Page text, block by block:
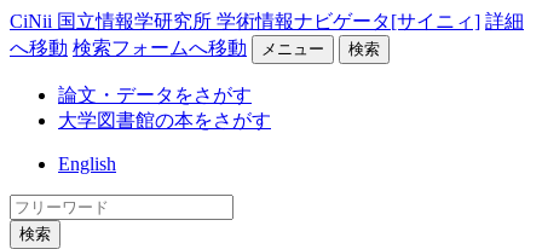
CiNii 国立情報学研究所 学術情報ナビゲータ[サイニィ] 詳細
へ移動 検索フォームへ移動 メニュー 検索
論文・データをさがす
大学図書館の本をさがす
English
検索